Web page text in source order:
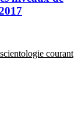
courant